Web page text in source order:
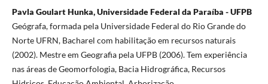
Pavla Goulart Hunka, Universidade Federal da Paraíba - UFPB
Geógrafa, formada pela Universidade Federal do Rio Grande do
Norte UFRN, Bacharel com habilitação em recursos naturais
(2002). Mestre em Geografia pela UFPB (2006). Tem experiência
nas áreas de Geomorfologia, Bacia Hidrográfica, Recursos